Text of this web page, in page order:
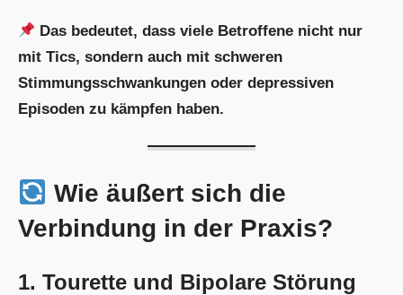
Das bedeutet, dass viele Betroffene nicht nur
mit Tics, sondern auch mit schweren
Stimmungsschwankungen oder depressiven
Episoden zu kämpfen haben.
Wie äußert sich die
Verbindung in der Praxis?
1. Tourette und Bipolare Störung